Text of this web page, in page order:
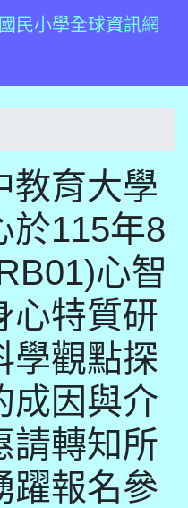
民小學全球資訊網
教育大學
於115年8
心智
心特質研
學觀點探
成因與介
請轉知所
躍報名參